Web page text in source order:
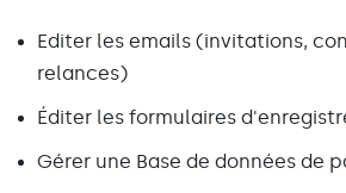
Editer les emails (invitations,
relances)
Éditer les formulaires
Gérer une Base de données de